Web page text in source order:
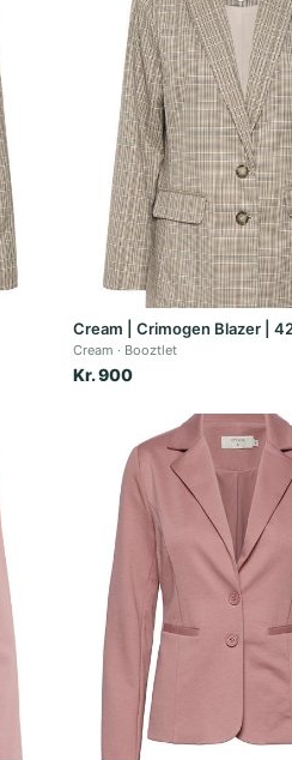
Cream | Crimogen Blazer |
Cream Booztlet
Kr. 900